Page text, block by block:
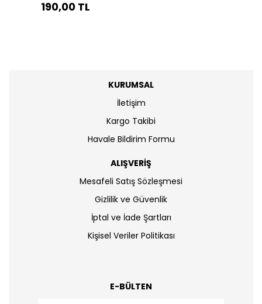
190,00 TL
KURUMSAL
İletişim
Kargo Takibi
Havale Bildirim Formu
ALIŞVERİŞ
Mesafeli Satış Sözleşmesi
Gizlilik ve Güvenlik
İptal ve İade Şartları
Kişisel Veriler Politikası
E-BÜLTEN